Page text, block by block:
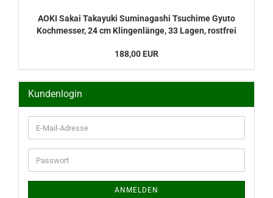
AOKI Sakai Takayuki Suminagashi Tsuchime Gyuto
Kochmesser, 24 cm Klingenlänge, 33 Lagen, rostfrei
188,00 EUR
Kundenlogin
E-
Mail-
Adresse
Passwort
ANMELDEN